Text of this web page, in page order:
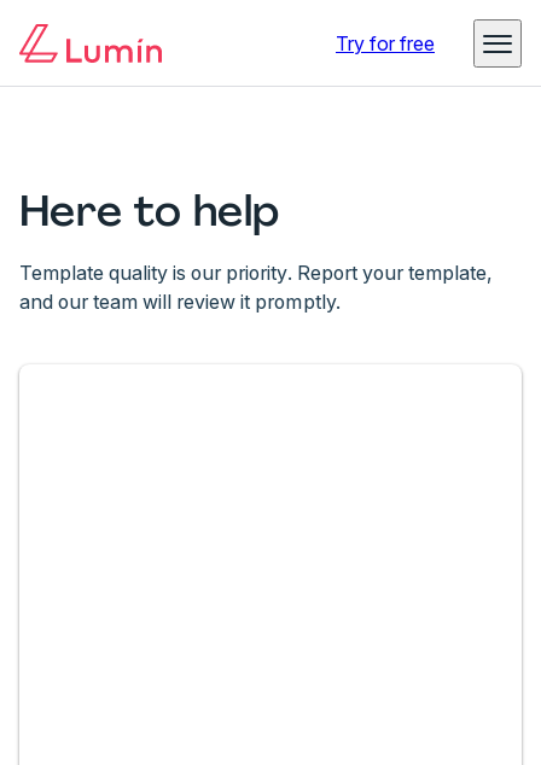
Try for free
Here to help
Template quality is our priority. Report your template,
and our team will review it promptly.